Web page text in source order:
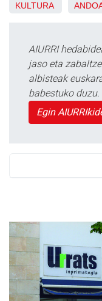
KULTURA
AIURRI
jaso eta
albisteak
babestuko duzu.
Egin